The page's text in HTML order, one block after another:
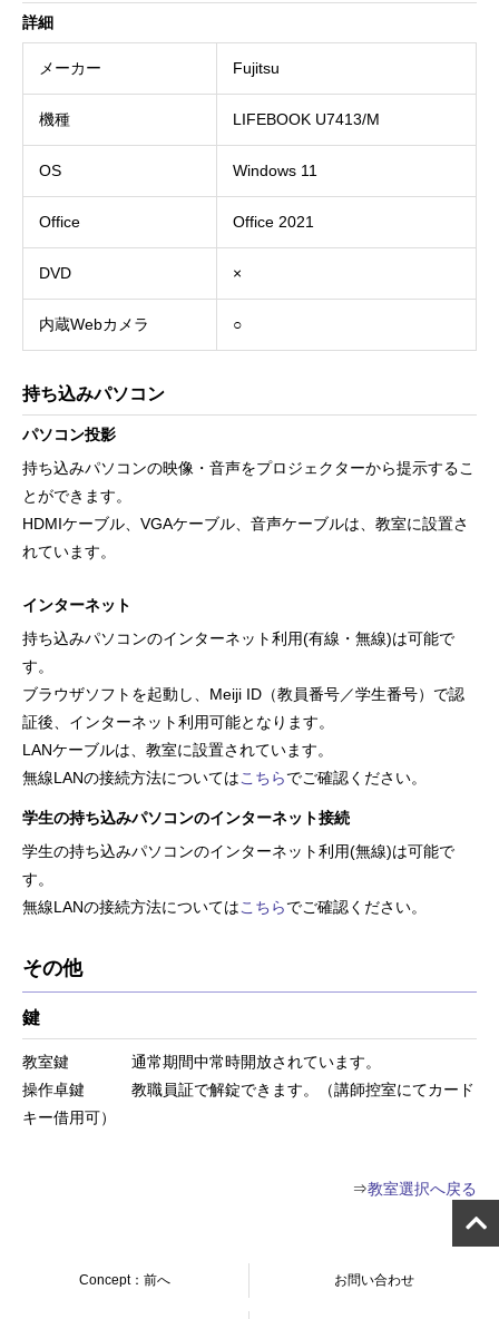
詳細
メーカー Fujitsu
機種 LIFEBOOK U7413/M
OS Windows 11
Office Office 2021
DVD ×
内蔵Webカメラ ○
持ち込みパソコン
パソコン投影
持ち込みパソコンの映像・音声をプロジェクターから提示するこ
とができます。
HDMIケーブル、VGAケーブル、音声ケーブルは、教室に設置さ
れています。
インターネット
持ち込みパソコンのインターネット利用(有線・無線)は可能で
す。
ブラウザソフトを起動し、Meiji ID（教員番号／学生番号）で認
証後、インターネット利用可能となります。
LANケーブルは、教室に設置されています。
無線LANの接続方法についてはこちらでご確認ください。
学生の持ち込みパソコンのインターネット接続
学生の持ち込みパソコンのインターネット利用(無線)は可能で
す。
無線LANの接続方法についてはこちらでご確認ください。
その他
鍵
教室鍵 通常期間中常時開放されています。
操作卓鍵 教職員証で解錠できます。（講師控室にてカード
キー借用可）
⇒教室選択へ戻る
Concept：前へ お問い合わせ